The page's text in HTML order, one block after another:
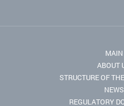
MAIN
ABOUT
STRUCTURE OF
NEWS
REGULATORY